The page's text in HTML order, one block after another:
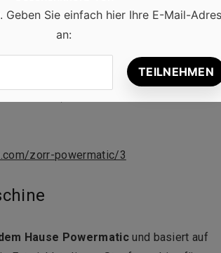
sucht, findet in derPowermatic
macht, beim Zigaretten Stopfen Geld
ihren Preis, aber eine Zigaretten-
im Betrieb ist. Die
Konsum) wieder heraus, weil man ja
zorr-powermatic/3
Hause Powermaticund basiert auf
Geben Sie einfach hier Ihre E-Mail-
an: